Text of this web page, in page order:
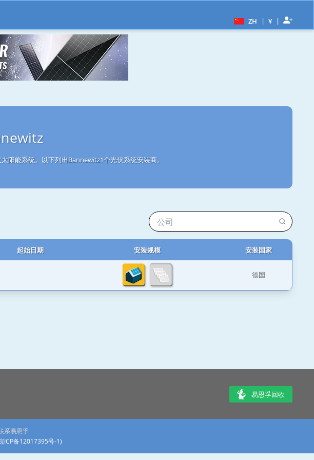
ZH | ¥ |
阳能系统。以下列出Bannewitz1个光伏系统安装商。
起始日期 安装规模 安装国家
德国
易恩孚回收
系易恩孚
ICP备12017395号-1)